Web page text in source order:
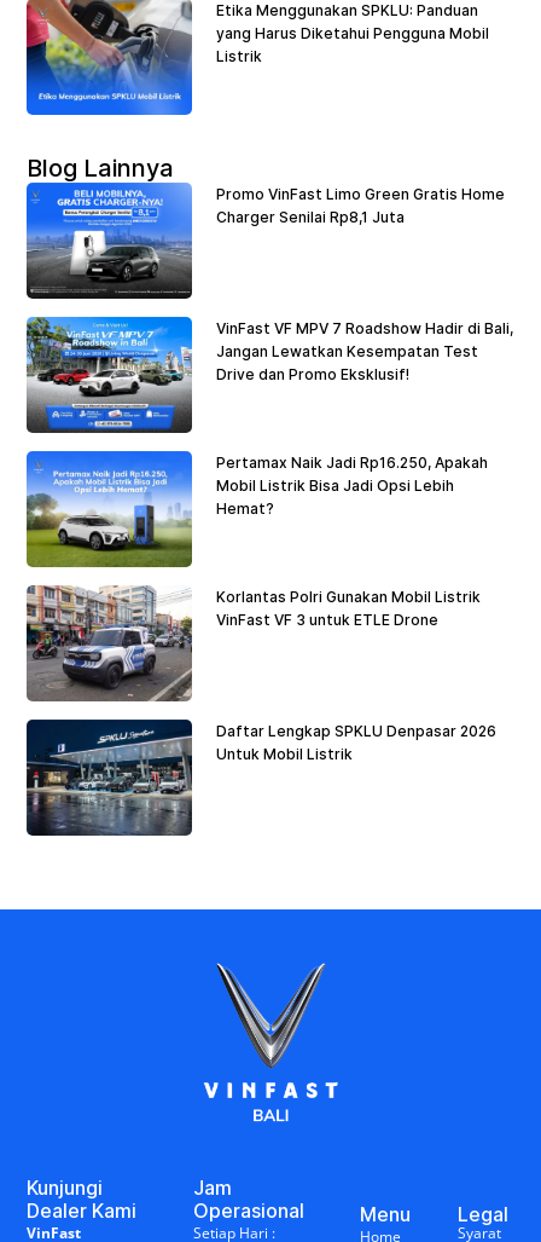
Etika Menggunakan SPKLU: Panduan
yang Harus Diketahui Pengguna Mobil
Listrik
Blog Lainnya
Promo VinFast Limo Green Gratis Home
Charger Senilai Rp8,1 Juta
VinFast VF MPV 7 Roadshow Hadir di Bali,
Jangan Lewatkan Kesempatan Test
Drive dan Promo Eksklusif!
Pertamax Naik Jadi Rp16.250, Apakah
Mobil Listrik Bisa Jadi Opsi Lebih
Hemat?
Korlantas Polri Gunakan Mobil Listrik
VinFast VF 3 untuk ETLE Drone
Daftar Lengkap SPKLU Denpasar 2026
Untuk Mobil Listrik
Kunjungi
Dealer Kami
VinFast
Jam
Operasional
Setiap Hari :
Menu
Home
Legal
Syarat